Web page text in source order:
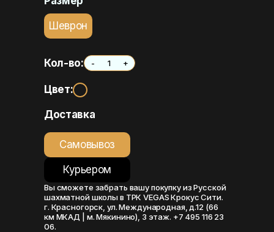
Шеврон
Кол-во: - +
Цвет:
Доставка
Самовывоз
Курьером
Вы сможете забрать вашу покупку из Русской
шахматной школы в ТРК VEGAS Крокус Сити.
г. Красногорск, ул. Международная, д.12 (66
км МКАД | м. Мякинино), 3 этаж. +7 495 116 23
06.